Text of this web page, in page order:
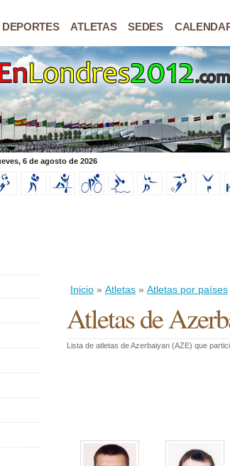
DEPORTES ATLETAS SEDES
6 de agosto de 2026
Inicio » Atletas » Atletas por países
Atletas de
Lista de atletas de Azerbaiyan (AZE) que